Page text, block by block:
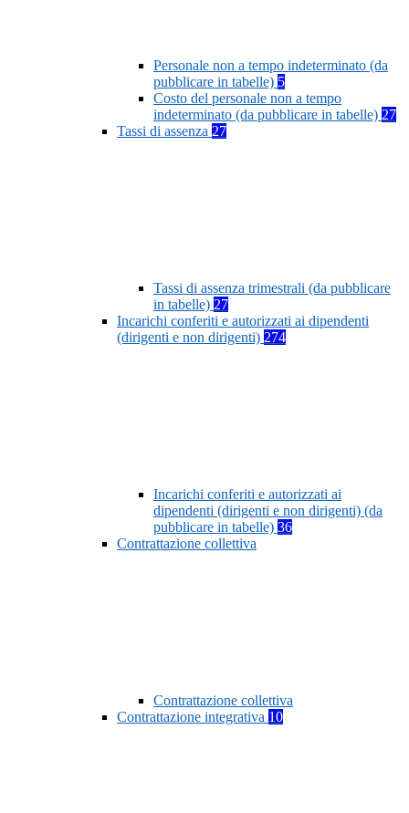
Personale non a tempo indeterminato (da
pubblicare in tabelle) 5
Costo del personale non a tempo
indeterminato (da pubblicare in tabelle) 27
Tassi di assenza 27
Tassi di assenza trimestrali (da pubblicare
in tabelle) 27
Incarichi conferiti e autorizzati ai dipendenti
(dirigenti e non dirigenti) 274
Incarichi conferiti e autorizzati ai
dipendenti (dirigenti e non dirigenti) (da
pubblicare in tabelle) 36
Contrattazione collettiva
Contrattazione collettiva
Contrattazione integrativa 10